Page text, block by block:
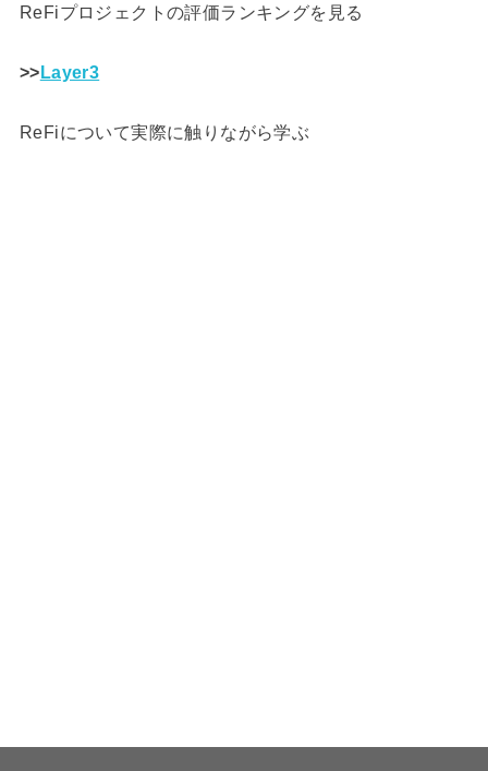
ReFiプロジェクトの評価ランキングを見る
>>Layer3
ReFiについて実際に触りながら学ぶ